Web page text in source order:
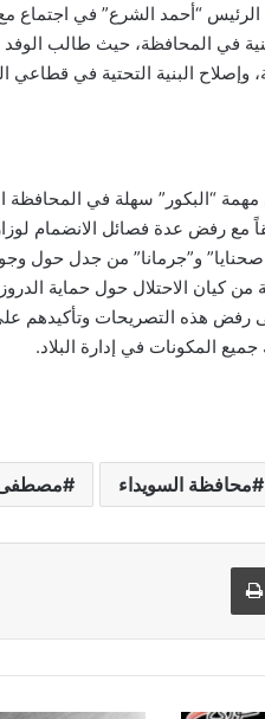
الرئيس “أحمد الشرع” في اجتماع
في المحافظة، حيث طالب الوفد
البنية التحتية في قطاعي
مهمة “البكور” سهلة في
مع رفض عدة فصائل الانضمام
صحنايا” و”جرمانا” من جدل حول
كيان الاحتلال حول حماية
رفض هذه التصريحات وتأكيدهم
المكونات في إدارة البلاد.
محافظة السويداء مصطفى